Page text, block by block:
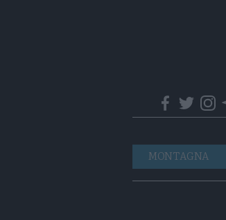
Navigazione
principale
MONTAGNA